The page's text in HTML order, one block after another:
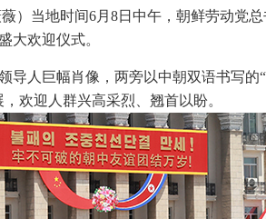
）当地时间6月8日中午，朝鲜劳动党
大欢迎仪式。
导人巨幅肖像，两旁以中朝双语书写的
欢迎人群兴高采烈、翘首以盼。